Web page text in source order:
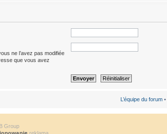
ne l’avez pas modifiée
que vous avez
L’équipe du forum •
Group